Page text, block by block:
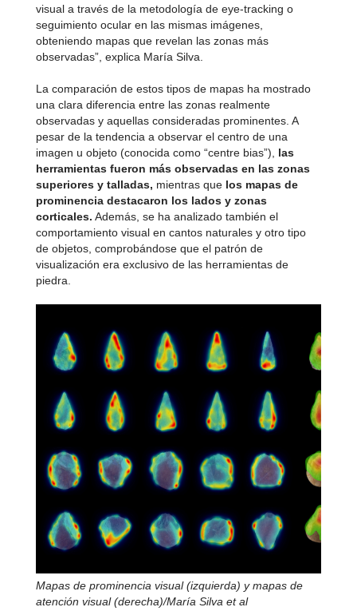
visual a través de la metodología de eye-tracking o
seguimiento ocular en las mismas imágenes,
obteniendo mapas que revelan las zonas más
observadas”, explica María Silva.
La comparación de estos tipos de mapas ha mostrado
una clara diferencia entre las zonas realmente
observadas y aquellas consideradas prominentes. A
pesar de la tendencia a observar el centro de una
imagen u objeto (conocida como “centre bias”), las
herramientas fueron más observadas en las zonas
superiores y talladas, mientras que los mapas de
prominencia destacaron los lados y zonas
corticales. Además, se ha analizado también el
comportamiento visual en cantos naturales y otro tipo
de objetos, comprobándose que el patrón de
visualización era exclusivo de las herramientas de
piedra.
Mapas de prominencia visual (izquierda) y mapas de
atención visual (derecha)/María Silva et al